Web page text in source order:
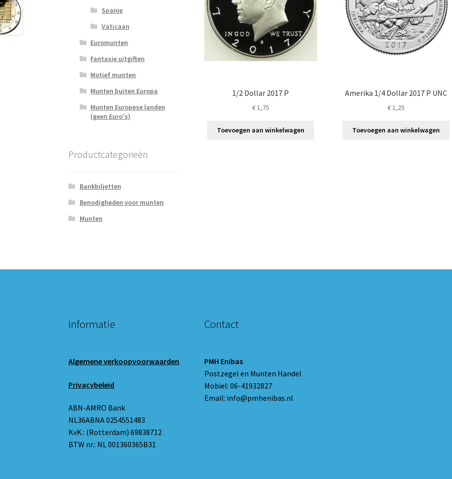
1/2 Dollar 2017 P
€1,75
Toevoegen aan winkelwagen
Amerika 1/4 Dollar 2017 P UNC
€ 1,25
Toevoegen aan winkelwagen
Spanje
Vaticaan
Euromunten
Fantasie uitgiften
Motief munten
Munten buiten Europa
Munten Europese landen
(geen Euro's)
Productcategorieën
Bankbiljetten
Benodigheden voor munten
Munten
Informatie
Algemene verkoopvoorwaarden
Privacybeleid
ABN-AMRO Bank
NL36ABNA 0254551483
KvK.: (Rotterdam) 69838712
BTW nr.: NL 001360365B31
Contact
PMH Enibas
Postzegel en Munten Handel
Mobiel: 06-41932827
Email: info@pmhenibas.nl